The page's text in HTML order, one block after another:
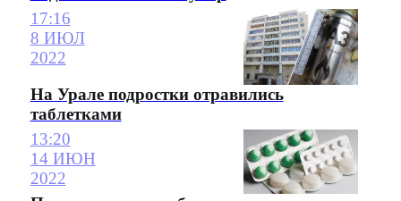
17:16
8 ИЮЛ
2022
На Урале подростки отравились
таблетками
13:20
14 ИЮН
2022